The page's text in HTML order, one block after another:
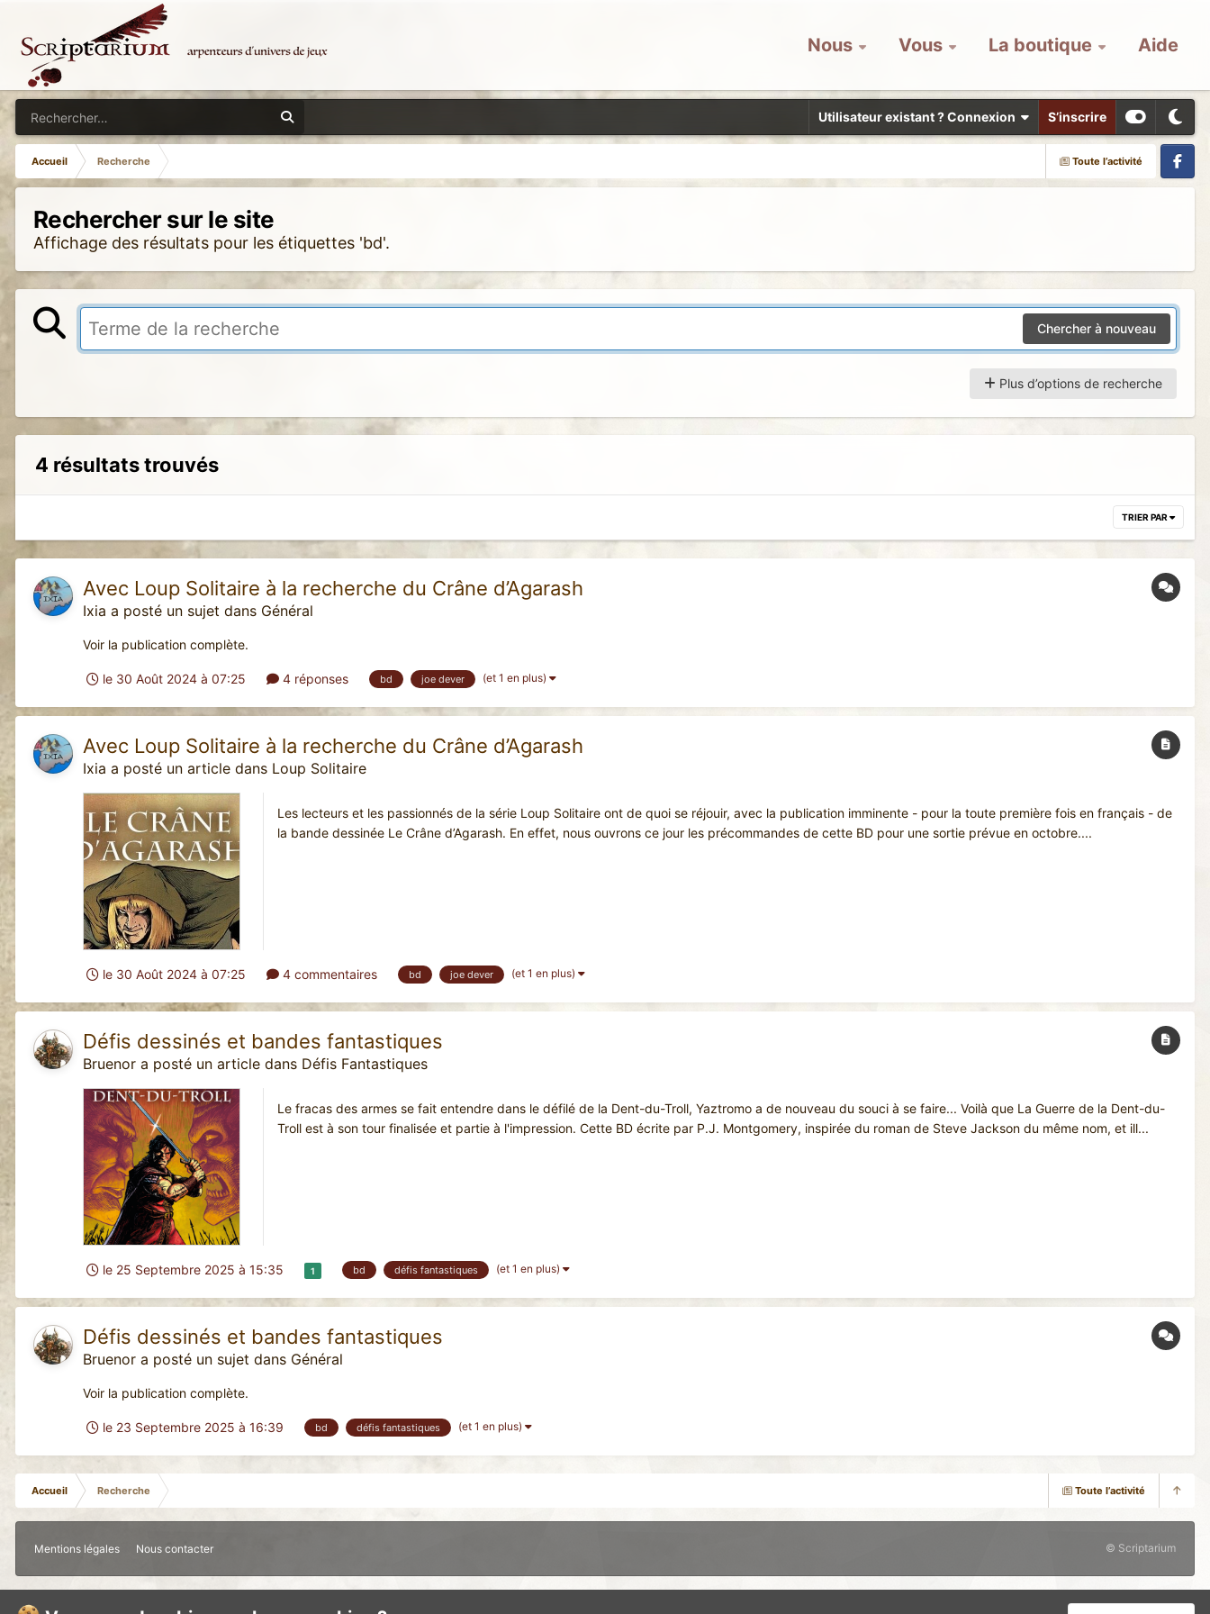
Nous Vous La boutique Aide
Utilisateur existant ? Connexion S’inscrire
Toute l’activité
Accueil
Recherche
Facebook
Rechercher sur le site
Affichage des résultats pour les étiquettes 'bd'.
Chercher à nouveau
Plus d’options de recherche
4 résultats trouvés
TRIER PAR
Avec Loup Solitaire à la recherche du Crâne d’Agarash
Ixia a posté un sujet dans Général
Voir la publication complète.
le 30 Août 2024 à 07:25 4 réponses bd joe dever (et 1 en plus)
Avec Loup Solitaire à la recherche du Crâne d’Agarash
Ixia a posté un article dans Loup Solitaire
Les lecteurs et les passionnés de la série Loup Solitaire ont de quoi se réjouir, avec la publication imminente - pour la toute première fois en français - de
la bande dessinée Le Crâne d’Agarash. En effet, nous ouvrons ce jour les précommandes de cette BD pour une sortie prévue en octobre....
le 30 Août 2024 à 07:25 4 commentaires bd joe dever (et 1 en plus)
Défis dessinés et bandes fantastiques
Bruenor a posté un article dans Défis Fantastiques
Le fracas des armes se fait entendre dans le défilé de la Dent-du-Troll, Yaztromo a de nouveau du souci à se faire... Voilà que La Guerre de la Dent-du-
Troll est à son tour finalisée et partie à l'impression. Cette BD écrite par P.J. Montgomery, inspirée du roman de Steve Jackson du même nom, et ill...
le 25 Septembre 2025 à 15:35 1 bd défis fantastiques (et 1 en plus)
Défis dessinés et bandes fantastiques
Bruenor a posté un sujet dans Général
Voir la publication complète.
le 23 Septembre 2025 à 16:39 bd défis fantastiques (et 1 en plus)
Toute l’activité
Accueil Recherche
Mentions légales Nous contacter © Scriptarium